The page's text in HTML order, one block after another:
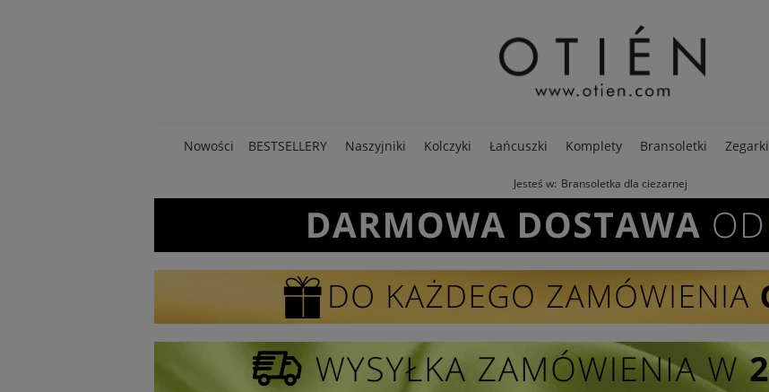
Nowości BESTSELLERY Naszyjniki Kolczyki Łańcuszki Komplety Bransoletki Zegarki
PREMIUM Opakowania Pierścionki SALE - 80%
Jesteś w: Bransoletka dla ciezarnej